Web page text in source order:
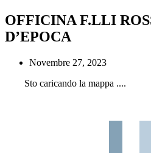
OFFICINA F.LLI
D’EPOCA
Novembre 27, 2023
Sto caricando la mappa ....